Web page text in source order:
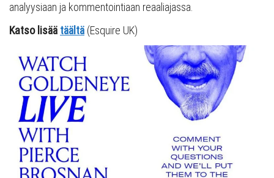
analyysiaan ja kommentointiaan reaaliajassa.
Katso lisää täältä (Esquire UK)